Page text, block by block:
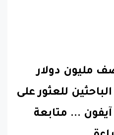
مليون دولار
للعثور على
... متابعة